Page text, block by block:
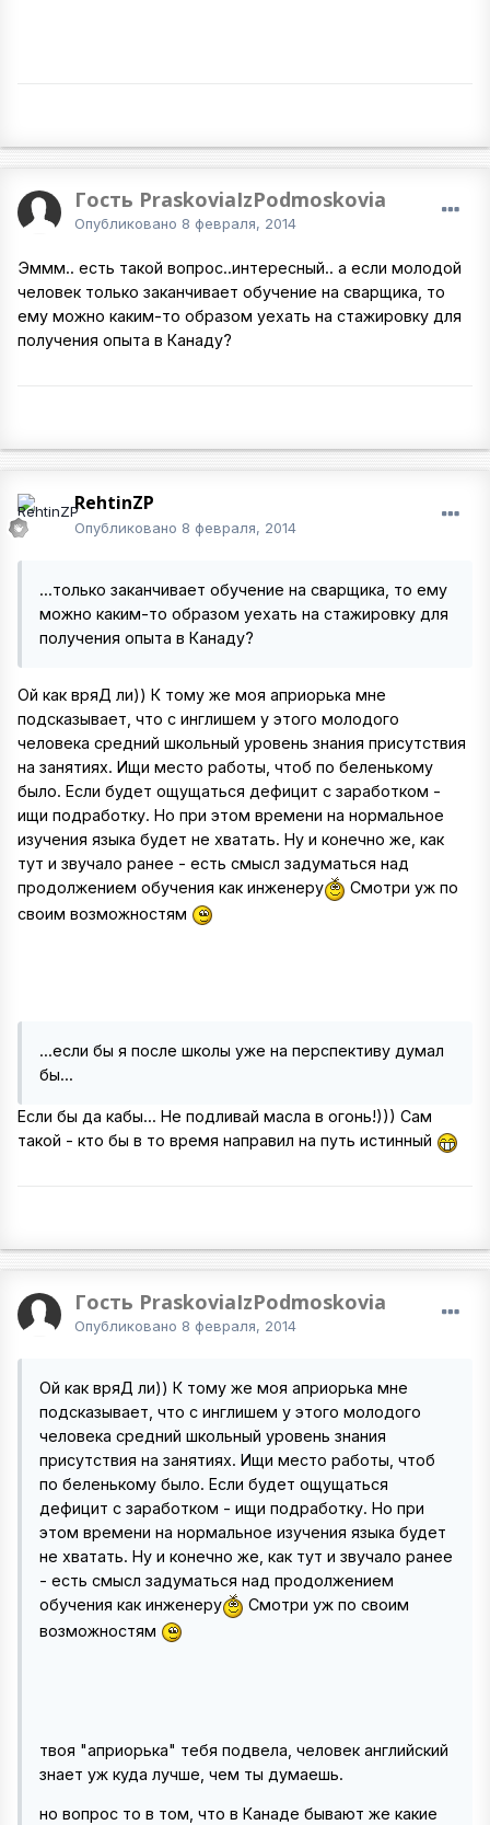
Гость PraskoviaIzPodmoskovia
Опубликовано 8 февраля, 2014
Эммм.. есть такой вопрос..интересный.. а если молодой
человек только заканчивает обучение на сварщика, то
ему можно каким-то образом уехать на стажировку для
получения опыта в Канаду?
RehtinZP
Опубликовано 8 февраля, 2014
...только заканчивает обучение на сварщика, то ему
можно каким-то образом уехать на стажировку для
получения опыта в Канаду?
Ой как вряД ли)) К тому же моя априорька мне
подсказывает, что с инглишем у этого молодого
человека средний школьный уровень знания присутствия
на занятиях. Ищи место работы, чтоб по беленькому
было. Если будет ощущаться дефицит с заработком -
ищи подработку. Но при этом времени на нормальное
изучения языка будет не хватать. Ну и конечно же, как
тут и звучало ранее - есть смысл задуматься над
продолжением обучения как инженеру
Смотри уж по
своим возможностям
...если бы я после школы уже на перспективу думал
бы...
Если бы да кабы... Не подливай масла в огонь!))) Сам
такой - кто бы в то время направил на путь истинный
Гость PraskoviaIzPodmoskovia
Опубликовано 8 февраля, 2014
Ой как вряД ли)) К тому же моя априорька мне
подсказывает, что с инглишем у этого молодого
человека средний школьный уровень знания
присутствия на занятиях. Ищи место работы, чтоб
по беленькому было. Если будет ощущаться
дефицит с заработком - ищи подработку. Но при
этом времени на нормальное изучения языка будет
не хватать. Ну и конечно же, как тут и звучало ранее
- есть смысл задуматься над продолжением
обучения как инженеру
Смотри уж по своим
возможностям
твоя "априорька" тебя подвела, человек английский
знает уж куда лучше, чем ты думаешь.
но вопрос то в том, что в Канаде бывают же какие